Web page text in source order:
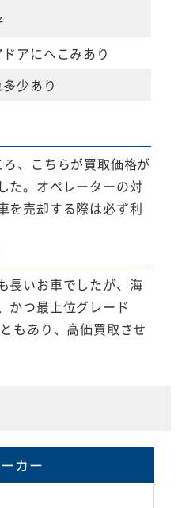
ドアにへこみあり
少あり
、こちらが買取価格が
た。オペレーターの対
を売却する際は必ず利
長いお車でしたが、海
かつ最上位グレード
もあり、高価買取させ
カー